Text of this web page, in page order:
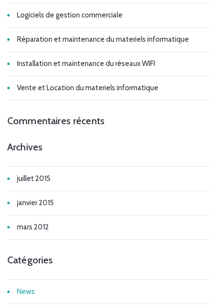
Logiciels de gestion commerciale
Réparation et maintenance du materiels informatique
Installation et maintenance du réseaux WIFI
Vente et Location du materiels informatique
Commentaires récents
Archives
juillet 2015
janvier 2015
mars 2012
Catégories
News